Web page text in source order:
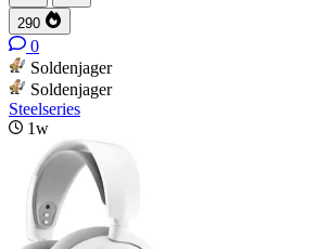
290
0
Soldenjager
Soldenjager
Steelseries
1w